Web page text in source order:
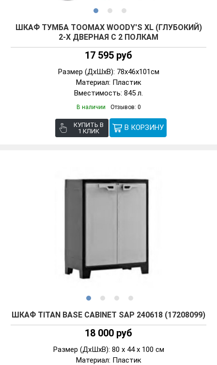
ШКАФ ТУМБА TOOMAX WOODY'S XL (ГЛУБОКИЙ)
2-Х ДВЕРНАЯ С 2 ПОЛКАМ
17 595 руб
Размер (ДxШxВ): 78x46x101см
Материал: Пластик
Вместимость: 845 л.
В наличии Отзывов: 0
КУПИТЬ В
1 КЛИК
ШКАФ TITAN BASE CABINET SAP 240618 (17208099)
18 000 руб
Размер (ДxШxВ): 80 x 44 x 100 см
Материал: Пластик